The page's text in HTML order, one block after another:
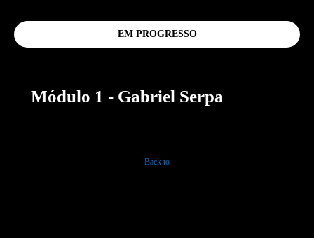
EM PROGRESSO
Módulo 1 - Gabriel Serpa
Back to